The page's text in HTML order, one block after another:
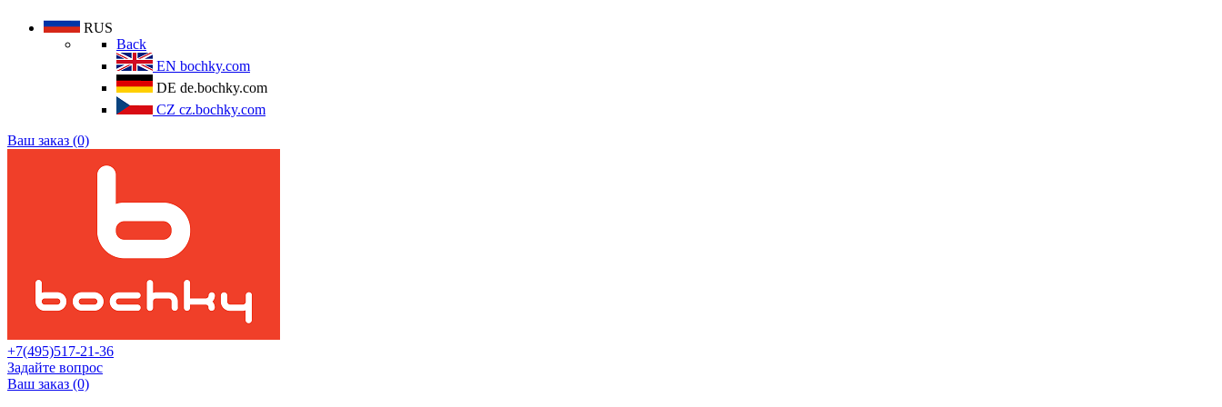
RUS
Back
EN bochky.com
DE de.bochky.com
CZ cz.bochky.com
Ваш заказ (0)
+7(495)517-21-36
Задайте вопрос
Ваш заказ (0)